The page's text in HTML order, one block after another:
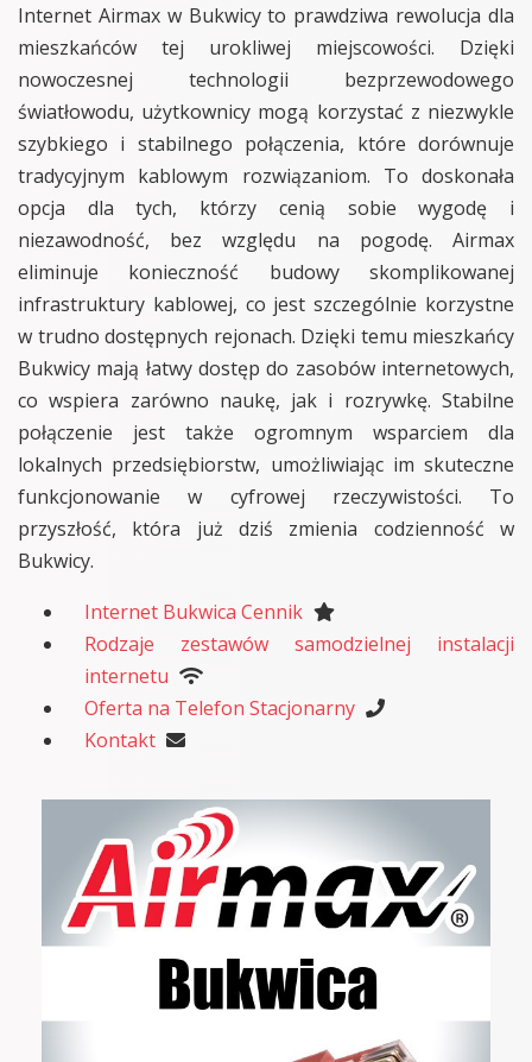
Internet Airmax w Bukwicy to prawdziwa rewolucja dla
mieszkańców tej urokliwej miejscowości. Dzięki
nowoczesnej technologii bezprzewodowego
światłowodu, użytkownicy mogą korzystać z niezwykle
szybkiego i stabilnego połączenia, które dorównuje
tradycyjnym kablowym rozwiązaniom. To doskonała
opcja dla tych, którzy cenią sobie wygodę i
niezawodność, bez względu na pogodę. Airmax
eliminuje konieczność budowy skomplikowanej
infrastruktury kablowej, co jest szczególnie korzystne
w trudno dostępnych rejonach. Dzięki temu mieszkańcy
Bukwicy mają łatwy dostęp do zasobów internetowych,
co wspiera zarówno naukę, jak i rozrywkę. Stabilne
połączenie jest także ogromnym wsparciem dla
lokalnych przedsiębiorstw, umożliwiając im skuteczne
funkcjonowanie w cyfrowej rzeczywistości. To
przyszłość, która już dziś zmienia codzienność w
Bukwicy.
Internet Bukwica Cennik
Rodzaje zestawów samodzielnej instalacji
internetu
Oferta na Telefon Stacjonarny
Kontakt